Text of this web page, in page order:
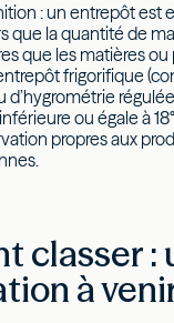
: un entrepôt est
que la quantité de
que les matières ou
frigorifique
ou égale à
propres aux
classer :
à